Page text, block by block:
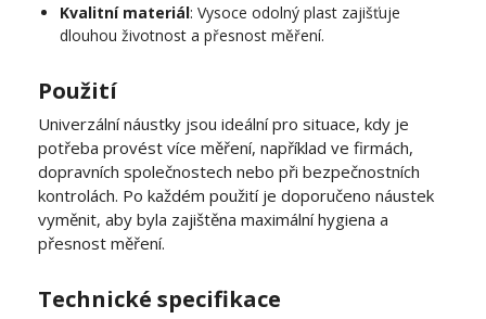
Kvalitní materiál: Vysoce odolný plast zajišťuje
dlouhou životnost a přesnost měření.
Použití
Univerzální náustky jsou ideální pro situace, kdy je
potřeba provést více měření, například ve firmách,
dopravních společnostech nebo při bezpečnostních
kontrolách. Po každém použití je doporučeno náustek
vyměnit, aby byla zajištěna maximální hygiena a
přesnost měření.
Technické specifikace